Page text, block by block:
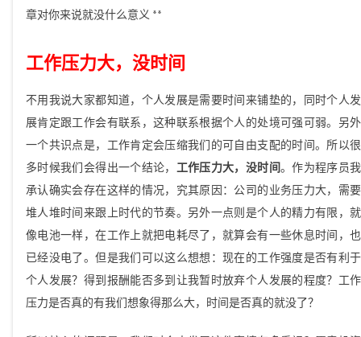
章对你来说就没什么意义 **
工作压力大，没时间
不用我说大家都知道，个人发展是需要时间来铺垫的，同时个人发
展肯定跟工作会有联系，这种联系根据个人的处境可强可弱。另外
一个共识点是，工作肯定会压缩我们的可自由支配的时间。所以很
多时候我们会得出一个结论， 工作压力大，没时间。作为程序员我
承认确实会存在这样的情况，究其原因：公司的业务压力大，需要
堆人堆时间来跟上时代的节奏。另外一点则是个人的精力有限，就
像电池一样，在工作上就把电耗尽了，就算会有一些休息时间，也
已经没电了。但是我们可以这么想想：现在的工作强度是否有利于
个人发展？得到报酬能否多到让我暂时放弃个人发展的程度？工作
压力是否真的有我们想象得那么大，时间是否真的就没了？